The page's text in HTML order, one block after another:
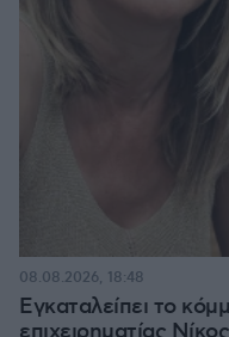
Εγκαταλείπει το
08.08.2026, 18:48